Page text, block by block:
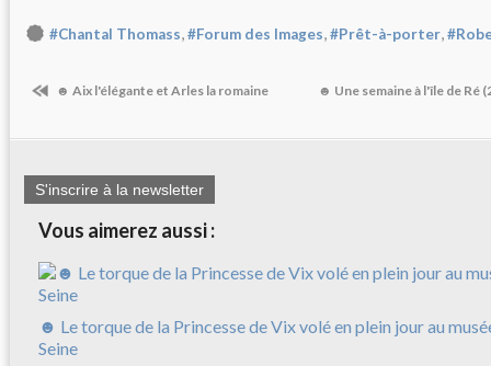
#Chantal Thomass,#Forum des Images,#Prêt-à-porter,
☻ Aix l'élégante et Arles la romaine ☻ Une semaine à l'île de Ré
S'inscrire à la newsletter
Vous aimerez aussi :
☻ Le torque de la Princesse de Vix volé en plein jour au
Seine